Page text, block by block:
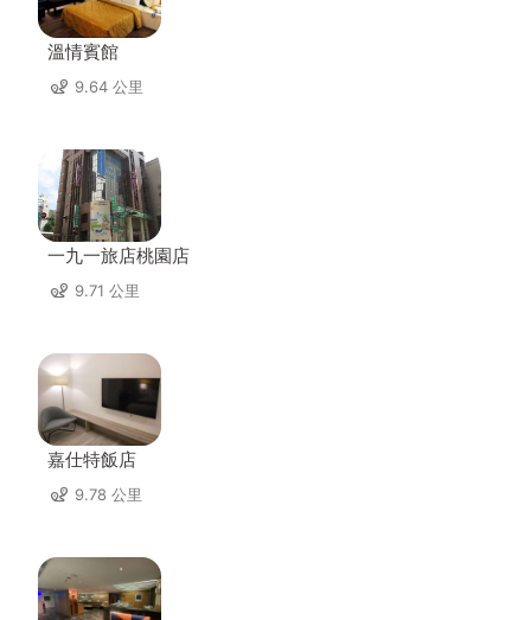
溫情賓館
9.64 公里
一九一旅店桃園店
9.71 公里
嘉仕特飯店
9.78 公里